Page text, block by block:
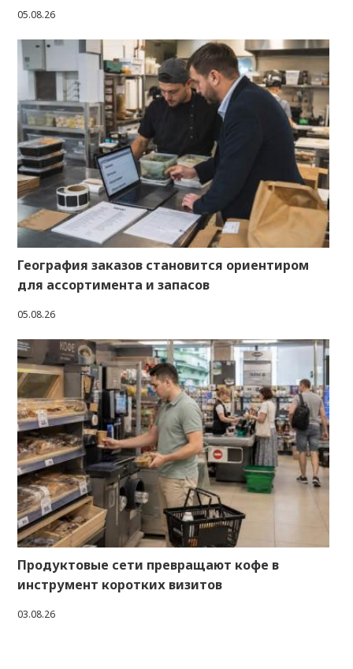
05.08.26
География заказов становится ориентиром
для ассортимента и запасов
05.08.26
Продуктовые сети превращают кофе в
инструмент коротких визитов
03.08.26